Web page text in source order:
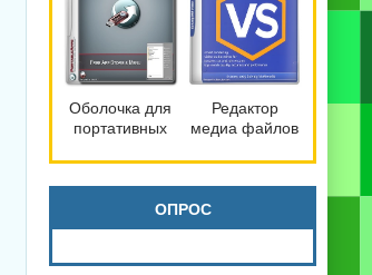
Оболочка для
портативных
PortableApps.com
Platform 30.3
Редактор
медиа файлов
Video Splitter
9.0.2603.20
Broadcast
Edition
ОПРОС